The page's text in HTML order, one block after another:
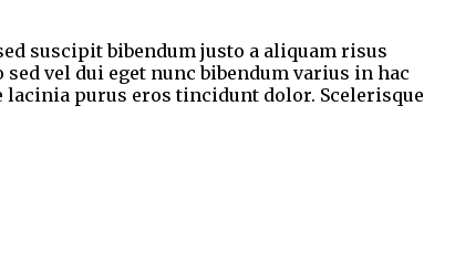
suscipit bibendum justo a aliquam risus
vel dui eget nunc bibendum varius in hac
purus eros tincidunt dolor. Scelerisque